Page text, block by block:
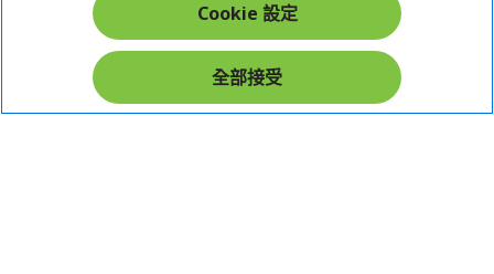
在社群上追蹤 Acer
Cookie 設定
全部接受